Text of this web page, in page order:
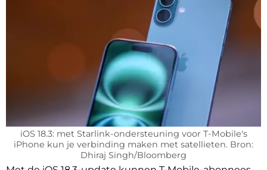
iOS 18.3: met Starlink-ondersteuning voor T-Mobile's
iPhone kun je verbinding maken met satellieten. Bron:
Dhiraj Singh/Bloomberg